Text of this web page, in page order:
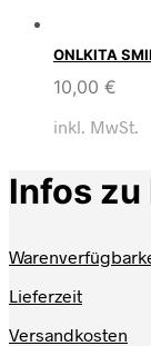
ONLKITA
10,00 €
inkl. MwSt.
Infos zu
Lieferzeit
Versandkosten